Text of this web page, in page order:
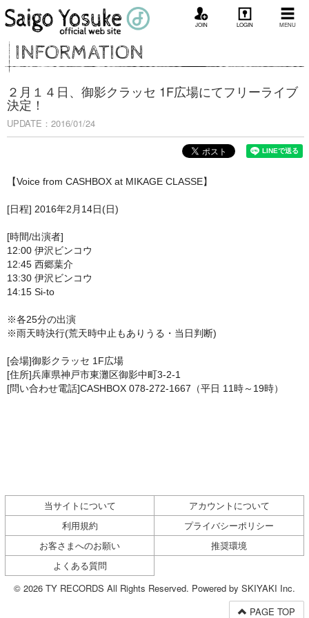
JOIN LOGIN MENU
INFORMATION
２月１４日、御影クラッセ 1F広場にてフリーライブ
決定！
UPDATE：2016/01/24
【Voice from CASHBOX at MIKAGE CLASSE】
[日程] 2016年2月14日(日)
[時間/出演者]
12:00 伊沢ビンコウ
12:45 西郷葉介
13:30 伊沢ビンコウ
14:15 Si-to
※各25分の出演
※雨天時決行(荒天時中止もありうる・当日判断)
[会場]御影クラッセ 1F広場
[住所]兵庫県神戸市東灘区御影中町3-2-1
[問い合わせ電話]CASHBOX 078-272-1667（平日 11時～19時）
当サイトについて
アカウントについて
利用規約
プライバシーポリシー
お客さまへのお願い
推奨環境
よくある質問
© 2026 TY RECORDS All Rights Reserved. Powered by SKIYAKI Inc.
PAGE TOP